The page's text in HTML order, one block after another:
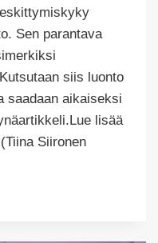
Sen parantava
siis luonto
aikaiseksi
lisää
Siironen